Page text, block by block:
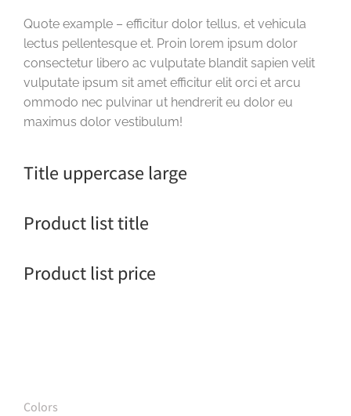
Quote example – efficitur dolor tellus, et vehicula
lectus pellentesque et. Proin lorem ipsum dolor
consectetur libero ac vulputate blandit sapien velit
vulputate ipsum sit amet efficitur elit orci et arcu
ommodo nec pulvinar ut hendrerit eu dolor eu
maximus dolor vestibulum!
Title uppercase large
Product list title
Product list price
Colors